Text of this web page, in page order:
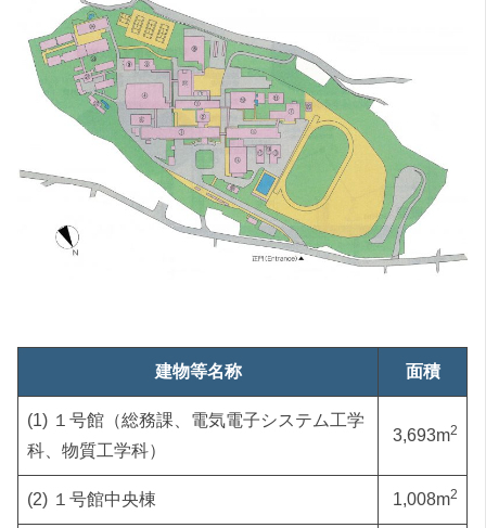
建物等名称 面積
(1) １号館（総務課、電気電子システム工学
科、物質工学科）
3,693m2
(2) １号館中央棟 1,008m2